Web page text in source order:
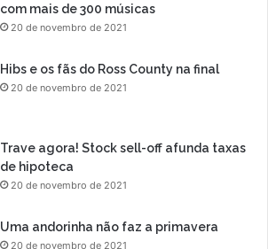
com mais de 300 músicas
20 de novembro de 2021
Hibs e os fãs do Ross County na final
20 de novembro de 2021
Trave agora! Stock sell-off afunda taxas
de hipoteca
20 de novembro de 2021
Uma andorinha não faz a primavera
20 de novembro de 2021